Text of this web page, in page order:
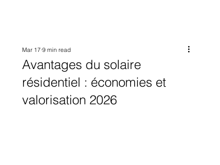
Avantages du solaire
résidentiel : économies et
valorisation 2026
Mar 17 9 min read